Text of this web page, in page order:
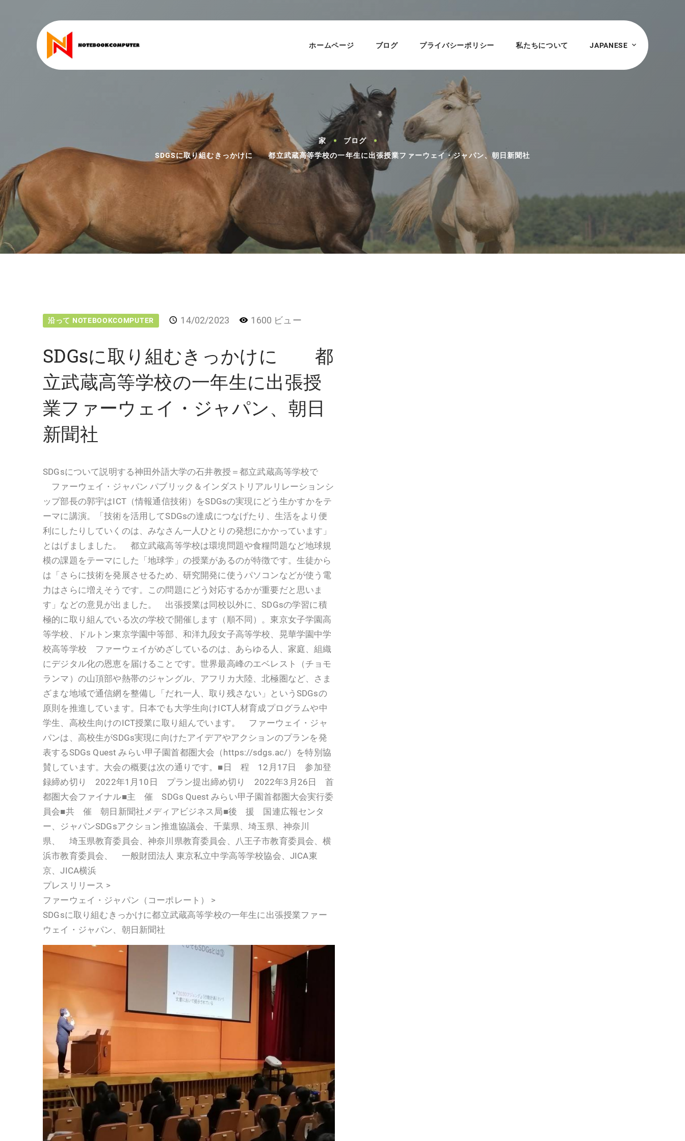
ホームページ ブログ プライバシーポリシー 私たちについて JAPANESE
家
ブログ
SDGSに取り組むきっかけに 都立武蔵高等学校の一年生に出張授業ファーウェイ・ジャパン、朝日新聞社
沿って NOTEBOOKCOMPUTER 14/02/2023 1600 ビュー
SDGsに取り組むきっかけに 都
立武蔵高等学校の一年生に出張授
業ファーウェイ・ジャパン、朝日
新聞社
SDGsについて説明する神田外語大学の石井教授＝都立武蔵高等学校で
ファーウェイ・ジャパン パブリック＆インダストリアルリレーションシ
ップ部長の郭宇はICT（情報通信技術）をSDGsの実現にどう生かすかをテ
ーマに講演。「技術を活用してSDGsの達成につなげたり、生活をより便
利にしたりしていくのは、みなさん一人ひとりの発想にかかっています」
とはげましました。 都立武蔵高等学校は環境問題や食糧問題など地球規
模の課題をテーマにした「地球学」の授業があるのが特徴です。生徒から
は「さらに技術を発展させるため、研究開発に使うパソコンなどが使う電
力はさらに増えそうです。この問題にどう対応するかが重要だと思いま
す」などの意見が出ました。 出張授業は同校以外に、SDGsの学習に積
極的に取り組んでいる次の学校で開催します（順不同）。東京女子学園高
等学校、ドルトン東京学園中等部、和洋九段女子高等学校、晃華学園中学
校高等学校 ファーウェイがめざしているのは、あらゆる人、家庭、組織
にデジタル化の恩恵を届けることです。世界最高峰のエベレスト（チョモ
ランマ）の山頂部や熱帯のジャングル、アフリカ大陸、北極圏など、さま
ざまな地域で通信網を整備し「だれ一人、取り残さない」というSDGsの
原則を推進しています。日本でも大学生向けICT人材育成プログラムや中
学生、高校生向けのICT授業に取り組んでいます。 ファーウェイ・ジャ
パンは、高校生がSDGs実現に向けたアイデアやアクションのプランを発
表するSDGs Quest みらい甲子園首都圏大会（https://sdgs.ac/）を特別協
賛しています。大会の概要は次の通りです。■日 程 12月17日 参加登
録締め切り 2022年1月10日 プラン提出締め切り 2022年3月26日 首
都圏大会ファイナル■主 催 SDGs Quest みらい甲子園首都圏大会実行委
員会■共 催 朝日新聞社メディアビジネス局■後 援 国連広報センタ
ー、ジャパンSDGsアクション推進協議会、千葉県、埼玉県、神奈川
県、 埼玉県教育委員会、神奈川県教育委員会、八王子市教育委員会、横
浜市教育委員会、 一般財団法人 東京私立中学高等学校協会、JICA東
京、JICA横浜
プレスリリース >
ファーウェイ・ジャパン（コーポレート） >
SDGsに取り組むきっかけに都立武蔵高等学校の一年生に出張授業ファー
ウェイ・ジャパン、朝日新聞社